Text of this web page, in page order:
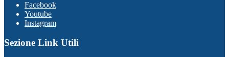
Facebook
Youtube
Instagram
Sezione Link Utili